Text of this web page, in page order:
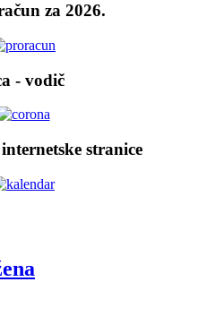
za 2026.
- vodič
stranice